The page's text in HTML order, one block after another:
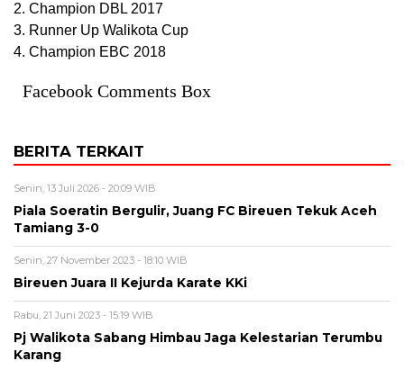
2. Champion DBL 2017
3. Runner Up Walikota Cup
4. Champion EBC 2018
Facebook Comments Box
BERITA TERKAIT
Senin, 13 Juli 2026 - 20:09 WIB
Piala Soeratin Bergulir, Juang FC Bireuen Tekuk Aceh
Tamiang 3-0
Senin, 27 November 2023 - 18:10 WIB
Bireuen Juara II Kejurda Karate KKi
Rabu, 21 Juni 2023 - 15:19 WIB
Pj Walikota Sabang Himbau Jaga Kelestarian Terumbu
Karang